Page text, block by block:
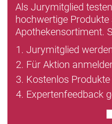
Als Jurymitglied
hochwertige Produkte
Apothekensortiment.
Jurymitglied
Für Aktion
Kostenlos
Expertenfeedback